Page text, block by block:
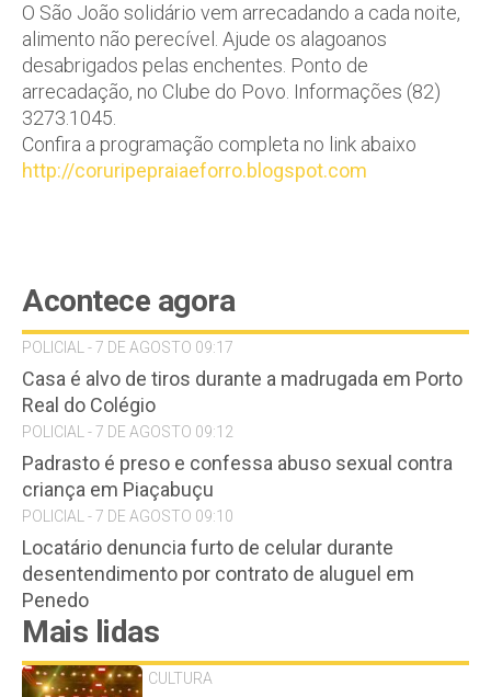
O São João solidário vem arrecadando a cada noite,
alimento não perecível. Ajude os alagoanos
desabrigados pelas enchentes. Ponto de
arrecadação, no Clube do Povo. Informações (82)
3273.1045.
Confira a programação completa no link abaixo
http://coruripepraiaeforro.blogspot.com
Acontece agora
POLICIAL - 7 DE AGOSTO 09:17
Casa é alvo de tiros durante a madrugada em Porto
Real do Colégio
POLICIAL - 7 DE AGOSTO 09:12
Padrasto é preso e confessa abuso sexual contra
criança em Piaçabuçu
POLICIAL - 7 DE AGOSTO 09:10
Locatário denuncia furto de celular durante
desentendimento por contrato de aluguel em
Penedo
Mais lidas
CULTURA